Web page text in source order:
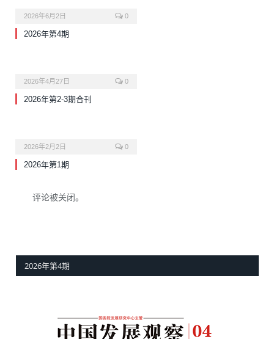
2026年6月2日 0
2026年第4期
2026年4月27日 0
2026年第2-3期合刊
2026年2月2日 0
2026年第1期
评论被关闭。
2026年第4期